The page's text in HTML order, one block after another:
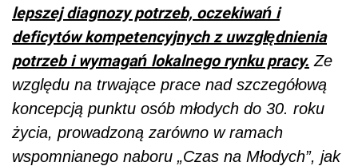
lepszej diagnozy potrzeb, oczekiwań i
deficytów kompetencyjnych z uwzględnienia
potrzeb i wymagań lokalnego rynku pracy. Ze
względu na trwające prace nad szczegółową
koncepcją punktu osób młodych do 30. roku
życia, prowadzoną zarówno w ramach
wspomnianego naboru „Czas na Młodych”, jak